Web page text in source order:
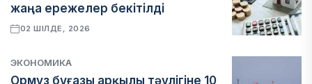
жаңа ережелер бекітілді
02 ШІЛДЕ, 2026
ЭКОНОМИКА
Ормуз бұғазы арқылы тәулігіне 10